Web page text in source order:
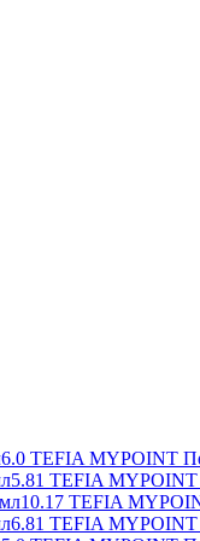
6.0 TEFIA MYPOINT
5.81 TEFIA MYPOINT
10.17 TEFIA
6.81 TEFIA MYPOINT